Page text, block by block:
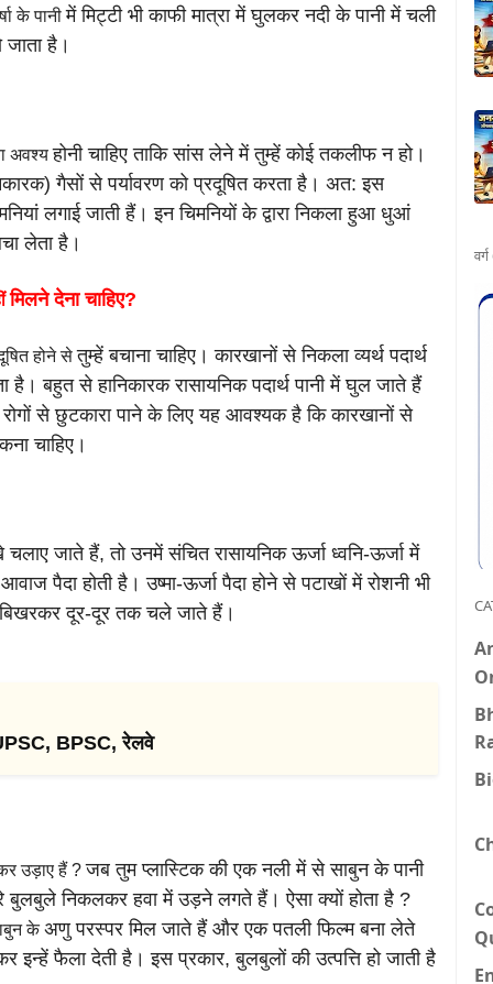
के पानीमें मिट्टी भी काफी मात्रा में घुलकर नदी के पानी में चली
जाता है।
अवश्यहोनी चाहिए ताकि सांस लेने में तुम्हें कोई तकलीफ न हो।
गैसों सेपर्यावरण को प्रदूषित करता है। अत: इस
लगाई जाती हैं। इन चिमनियों के द्वारानिकला हुआ धुआं
लेता है।
मिलने देना चाहिए?
होने सेतुम्हें बचाना चाहिए। कारखानों से निकला व्यर्थ पदार्थ
है। बहुत से हानिकारक रासायनिकपदार्थ पानी में घुल जाते हैं
से छुटकारा पाने के लिए यह आवश्यक है कि कारखानों से
चाहिए।
जाते हैं, तो उनमें संचित रासायनिक ऊर्जा ध्वनि-ऊर्जामें
पैदा होतीहै। उष्मा-ऊर्जा पैदा होने से पटाखों में रोशनी भी
दूर-दूर तक चले जाते हैं।
BPSC, रेलवे
उड़ाए हैं ?जब तुम प्लास्टिक की एक नली में से साबुन के पानी
बुलबुले निकलकर हवा में उड़नेलगते हैं। ऐसा क्यों होता है ?
केअणु परस्पर मिल जाते हैं और एक पतली फिल्म बना लेते
इन्हें फैला देती है। इस प्रकार,बुलबुलों की उत्पत्ति हो जाती है